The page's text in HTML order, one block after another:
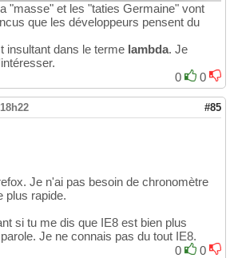
"masse" et les "taties Germaine" vont
que les développeurs pensent du
insultant dans le terme lambda. Je
0
0
#85
Je n'ai pas besoin de chronomètre
plus rapide.
si tu me dis que IE8 est bien plus
Je ne connais pas du tout IE8.
0
0